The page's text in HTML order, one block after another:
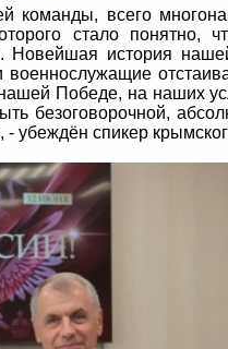
команды, всего
стало понятно,
Новейшая история
Победе, на наших
безоговорочной,
убеждён спикер